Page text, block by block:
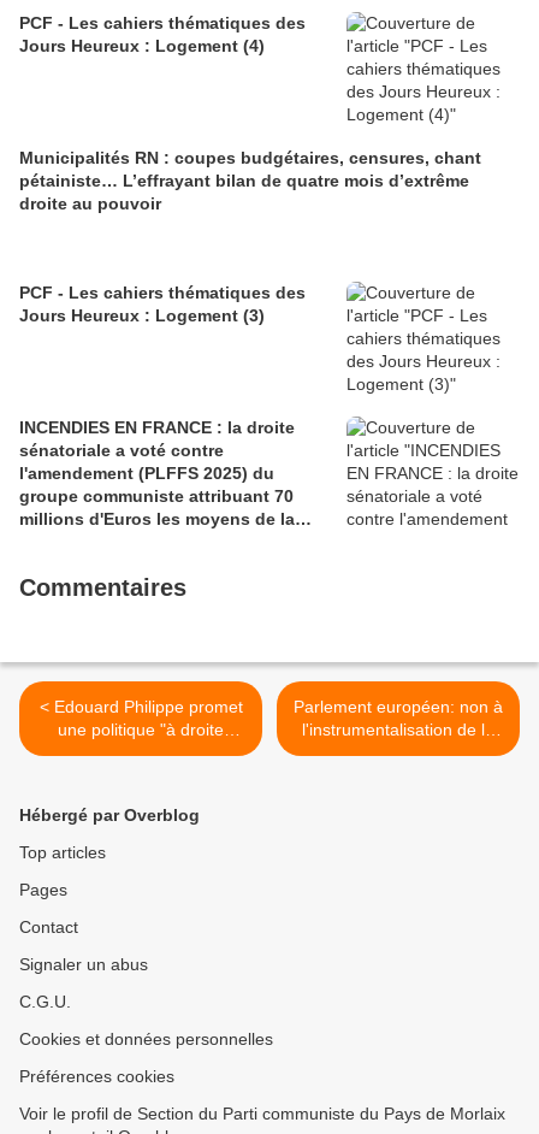
PCF - Les cahiers thématiques des
Jours Heureux : Logement (4)
Municipalités RN : coupes budgétaires, censures, chant
pétainiste… L’effrayant bilan de quatre mois d’extrême
droite au pouvoir
PCF - Les cahiers thématiques des
Jours Heureux : Logement (3)
INCENDIES EN FRANCE : la droite
sénatoriale a voté contre
l'amendement (PLFFS 2025) du
groupe communiste attribuant 70
millions d'Euros les moyens de la
Commentaires
< Edouard Philippe promet
une politique "à droite
toute" (Politis, Pauline
Parlement européen: non à
l'instrumentalisation de la
lutte contre l'antisémitisme
Hébergé par Overblog
Top articles
Pages
Contact
Signaler un abus
C.G.U.
Cookies et données personnelles
Préférences cookies
Voir le profil de Section du Parti communiste du Pays de Morlaix